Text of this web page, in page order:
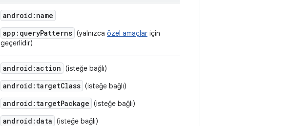
android:name
app:queryPatterns (yalnızca özel amaçlar için
geçerlidir)
android:action (isteğe bağlı)
android:targetClass (isteğe bağlı)
android:targetPackage (isteğe bağlı)
android:data (isteğe bağlı)